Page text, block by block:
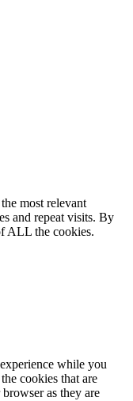
most relevant
and repeat visits. By
ALL the cookies.
while you
cookies that are
as they are